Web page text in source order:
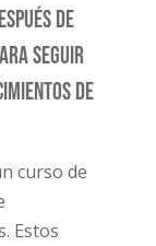
de
seguir
de
curso de
Estos